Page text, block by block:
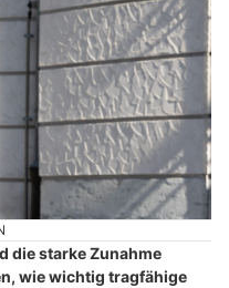
die starke Zunahme
wie wichtig tragfähige